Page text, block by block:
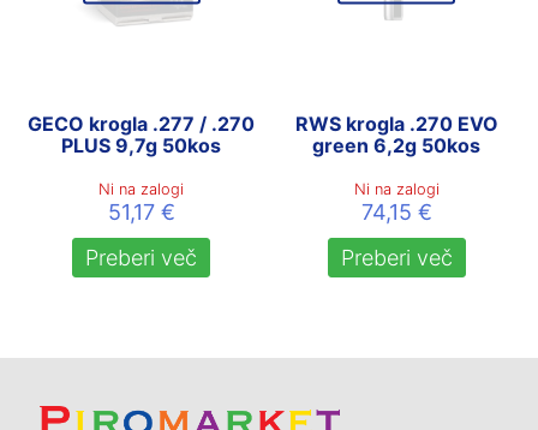
GECO krogla .277 / .270
PLUS 9,7g 50kos
Ni na zalogi
51,17 €
Preberi več
RWS krogla .270 EVO
green 6,2g 50kos
Ni na zalogi
74,15 €
Preberi več